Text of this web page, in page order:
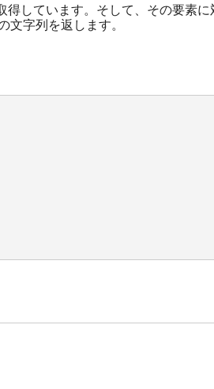
しています。そして、その要素
文字列を返します。